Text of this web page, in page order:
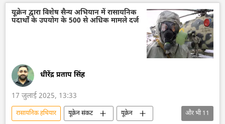
क्रेमलिन के प्रवक्ता दिमित्री पेसकोव
क्रेमलिन
यूक्रेन द्वारा विशेष सैन्य अभियान में रासायनिक
पदार्थों के उपयोग के 500 से अधिक मामले दर्ज
धीरेंद्र प्रताप सिंह
17 जुलाई 2025, 13:33
रासायनिक हथियार यूक्रेन संकट
यूक्रेन
और भी11